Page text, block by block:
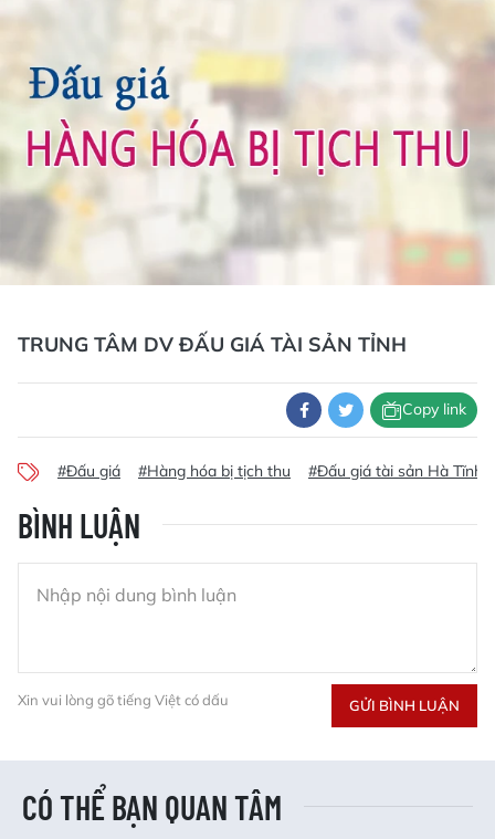
TRUNG TÂM DV ĐẤU GIÁ TÀI SẢN TỈNH
Copy link
#Đấu giá #Hàng hóa bị tịch thu #Đấu giá tài sản Hà Tĩnh
BÌNH LUẬN
Xin vui lòng gõ tiếng Việt có dấu GỬI BÌNH LUẬN
CÓ THỂ BẠN QUAN TÂM